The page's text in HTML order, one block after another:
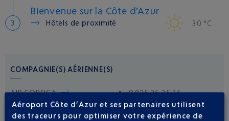
Bienvenue sur la Côte d'Azur
Hôtels de proximité 30 °C
COMPAGNIE(S) AÉRIENNE(S)
AIR CORSICA
0 825 35 35 35
AIR FRANCE
0969393654
Aéroport Côte d’Azur et ses partenaires utilisent
des traceurs pour optimiser votre expérience de